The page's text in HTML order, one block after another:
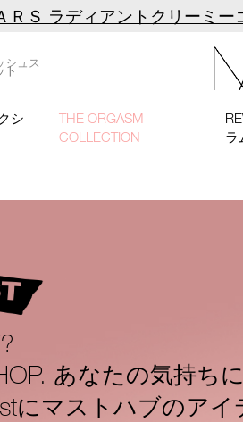
ＲＳ ラディアントクリーミ
入でプ
シュス
ト
あの人
シ
THE ORGASM
COLLECTION
ラ
あなたの気持ち
にマストハブのアイ